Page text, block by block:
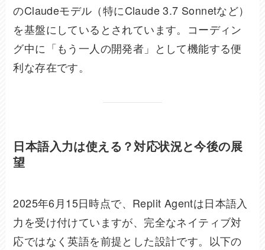
のClaudeモデル（特にClaude 3.7 Sonnetなど）
を基盤にしているとされています。コーディン
グ中に「もう一人の開発者」として機能する便
利な存在です。
日本語入力は使える？対応状況と今後の展
望
2025年6月15日時点で、Replit Agentは日本語入
力を受け付けていますが、完全なネイティブ対
応ではなく英語を前提とした設計です。以下の